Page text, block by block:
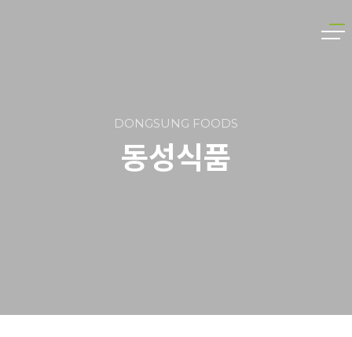
DONGSUNG FOODS
동성식품